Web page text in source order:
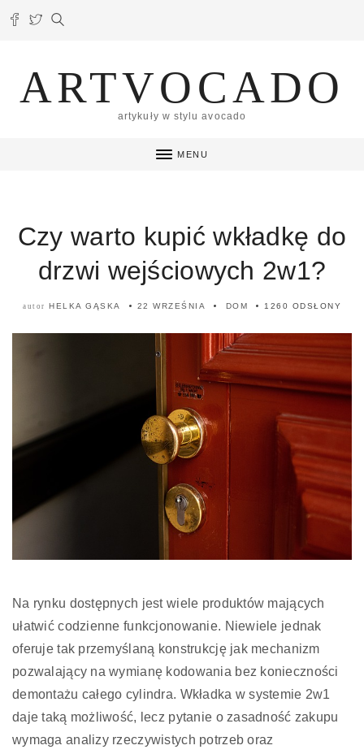
ARTVOCADO
artykuły w stylu avocado
MENU
Czy warto kupić wkładkę do
drzwi wejściowych 2w1?
autor HELKA GĄSKA 22 WRZEŚNIA DOM 1260 ODSŁONY
Na rynku dostępnych jest wiele produktów mających
ułatwić codzienne funkcjonowanie. Niewiele jednak
oferuje tak przemyślaną konstrukcję jak mechanizm
pozwalający na wymianę kodowania bez konieczności
demontażu całego cylindra. Wkładka w systemie 2w1
daje taką możliwość, lecz pytanie o zasadność zakupu
wymaga analizy rzeczywistych potrzeb oraz